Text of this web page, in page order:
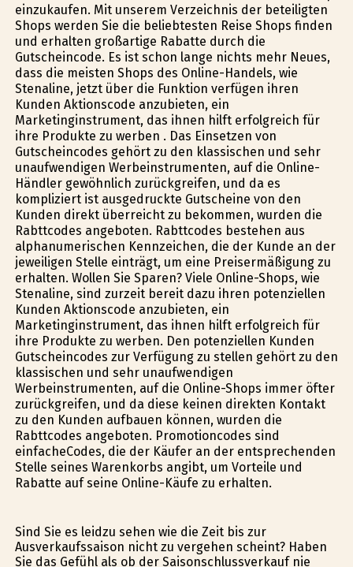
einzukaufen. Mit unserem Verzeichnis der beteiligten
Shops werden Sie die beliebtesten Reise Shops finden
und erhalten großartige Rabatte durch die
Gutscheincode. Es ist schon lange nichts mehr Neues,
dass die meisten Shops des Online-Handels, wie
Stenaline, jetzt über die Funktion verfügen ihren
Kunden Aktionscode anzubieten, ein
Marketinginstrument, das ihnen hilft erfolgreich für
ihre Produkte zu werben . Das Einsetzen von
Gutscheincodes gehört zu den klassischen und sehr
unaufwendigen Werbeinstrumenten, auf die Online-
Händler gewöhnlich zurückgreifen, und da es
kompliziert ist ausgedruckte Gutscheine von den
Kunden direkt überreicht zu bekommen, wurden die
Rabttcodes angeboten. Rabttcodes bestehen aus
alphanumerischen Kennzeichen, die der Kunde an der
jeweiligen Stelle einträgt, um eine Preisermäßigung zu
erhalten. Wollen Sie Sparen? Viele Online-Shops, wie
Stenaline, sind zurzeit bereit dazu ihren potenziellen
Kunden Aktionscode anzubieten, ein
Marketinginstrument, das ihnen hilft erfolgreich für
ihre Produkte zu werben. Den potenziellen Kunden
Gutscheincodes zur Verfügung zu stellen gehört zu den
klassischen und sehr unaufwendigen
Werbeinstrumenten, auf die Online-Shops immer öfter
zurückgreifen, und da diese keinen direkten Kontakt
zu den Kunden aufbauen können, wurden die
Rabttcodes angeboten. Promotioncodes sind
einfacheCodes, die der Käufer an der entsprechenden
Stelle seines Warenkorbs angibt, um Vorteile und
Rabatte auf seine Online-Käufe zu erhalten.
Sind Sie es leidzu sehen wie die Zeit bis zur
Ausverkaufssaison nicht zu vergehen scheint? Haben
Sie das Gefühl als ob der Saisonschlussverkauf nie